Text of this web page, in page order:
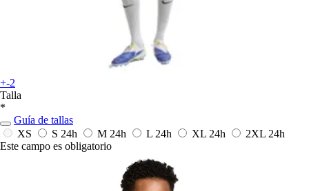
+-2
Talla
*
Guía de tallas
XS
S 24h M 24h L 24h XL 24h 2XL 24h
Este campo es obligatorio